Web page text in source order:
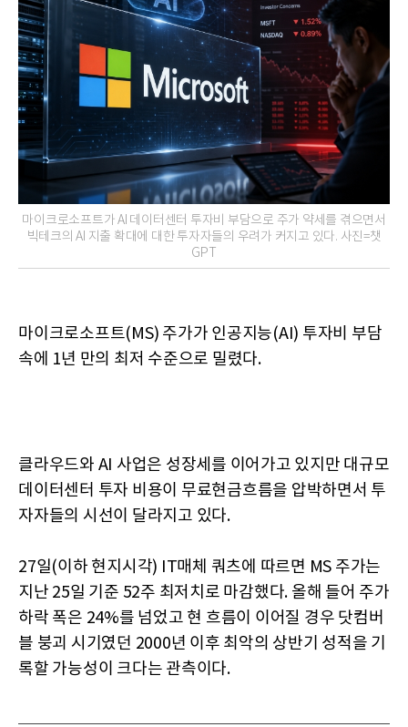
마이크로소프트가 AI 데이터센터 투자비 부담으로 주가 약세를 겪으면서
빅테크의 AI 지출 확대에 대한 투자자들의 우려가 커지고 있다. 사진=챗
GPT
마이크로소프트(MS) 주가가 인공지능(AI) 투자비 부담
속에 1년 만의 최저 수준으로 밀렸다.
클라우드와 AI 사업은 성장세를 이어가고 있지만 대규모
데이터센터 투자 비용이 무료현금흐름을 압박하면서 투
자자들의 시선이 달라지고 있다.
27일(이하 현지시각) IT매체 쿼츠에 따르면 MS 주가는
지난 25일 기준 52주 최저치로 마감했다. 올해 들어 주가
하락 폭은 24%를 넘었고 현 흐름이 이어질 경우 닷컴버
블 붕괴 시기였던 2000년 이후 최악의 상반기 성적을 기
록할 가능성이 크다는 관측이다.